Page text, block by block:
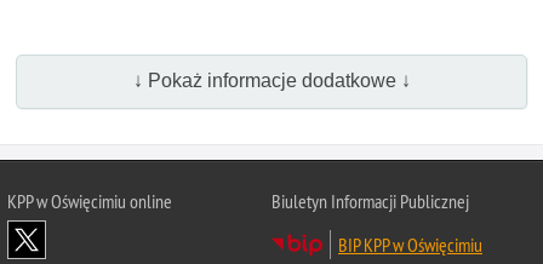
↓ Pokaż informacje dodatkowe ↓
KPP w Oświęcimiu online
Biuletyn Informacji Publicznej
BIP KPP w Oświęcimiu